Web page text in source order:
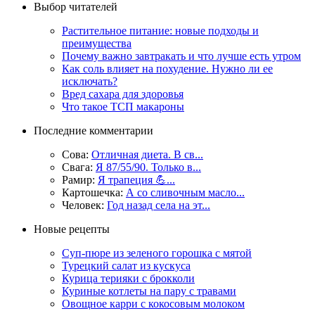
Выбор читателей
Растительное питание: новые подходы и
преимущества
Почему важно завтракать и что лучше есть утром
Как соль влияет на похудение. Нужно ли ее
исключать?
Вред сахара для здоровья
Что такое ТСП макароны
Последние комментарии
Сова: Отличная диета. В св...
Свага: Я 87/55/90. Только в...
Рамир: Я трапеция 💪...
Картошечка: А со сливочным масло...
Человек: Год назад села на эт...
Новые рецепты
Суп-пюре из зеленого горошка с мятой
Турецкий салат из кускуса
Курица терияки с брокколи
Куриные котлеты на пару с травами
Овощное карри с кокосовым молоком